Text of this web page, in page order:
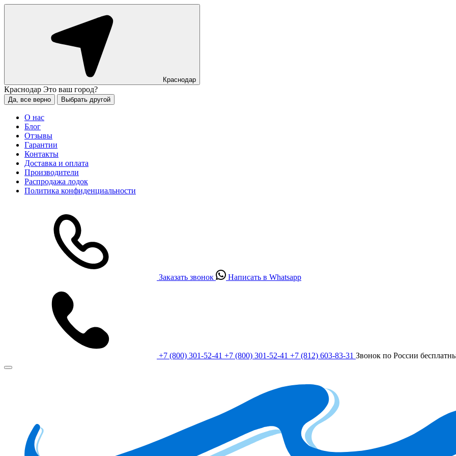
Краснодар
Краснодар Это ваш город?
Да, все верно Выбрать другой
О нас
Блог
Отзывы
Гарантии
Контакты
Доставка и оплата
Производители
Распродажа лодок
Политика конфиденциальности
Заказать звонок Написать в Whatsapp
+7 (800) 301-52-41 +7 (800) 301-52-41 +7 (812) 603-83-31 Звонок по России